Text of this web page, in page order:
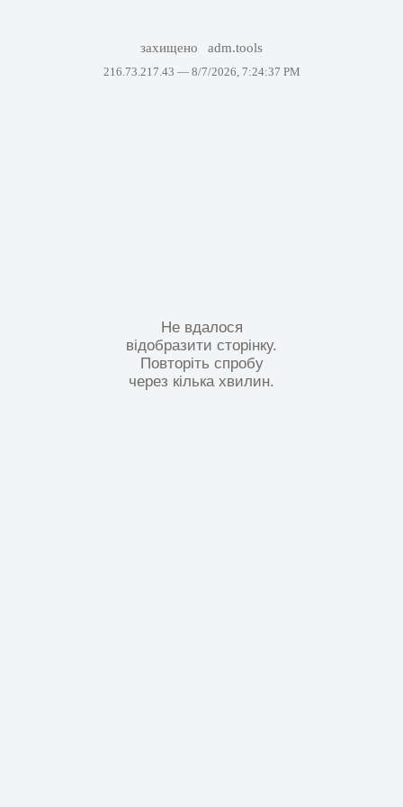
захищено adm.tools
216.73.217.43 — 8/7/2026, 7:24:37 PM
Не вдалося
відобразити сторінку.
Повторіть спробу
через кілька хвилин.